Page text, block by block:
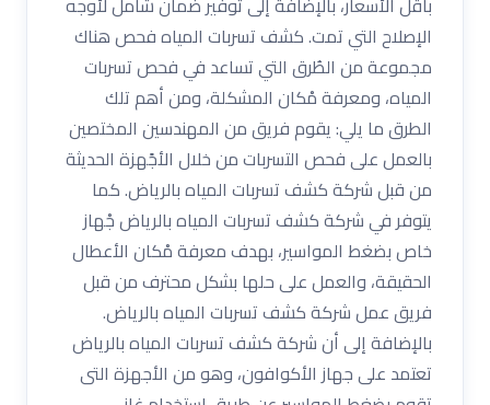
الإصلاح التي تمت. كشف تسربات المياه فحص هناك
مجموعة من الطُرق التي تساعد في فحص تسربات
المياه، ومعرفة مْكان المشكلة، ومن أهم تلك
الطرق ما يلي: يقوم فريق من المهندسين المختصين
بالعمل على فحص التسربات من خلال الأجًهزة الحديثة
من قبل شركة كشف تسربات المياه بالرياض. كما
يتوفر في شركة كشف تسربات المياه بالرياض جْهاز
خاص بضغط المواسير، بهدف معرفة مْكان الأعطال
الحقيقة، والعمل على حلها بشكل محترف من قبل
فريق عمل شركة كشف تسربات المياه بالرياض.
بالإضافة إلى أن شركة كشف تسربات المياه بالرياض
تعتمد على جهاز الأكوافون، وهو من الأجهزة التى